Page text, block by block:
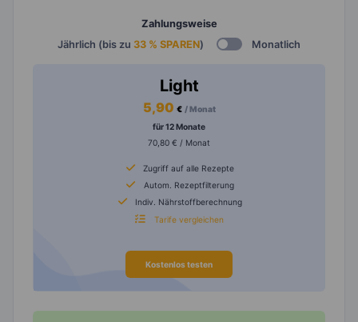
Zahlungsweise
Jährlich (bis zu 33 % SPAREN) Monatlich
Light
5,90 € / Monat
für 12 Monate
70,80 € / Monat
Zugriff auf alle Rezepte
Autom. Rezeptfilterung
Indiv. Nährstoffberechnung
Tarife vergleichen
Kostenlos testen